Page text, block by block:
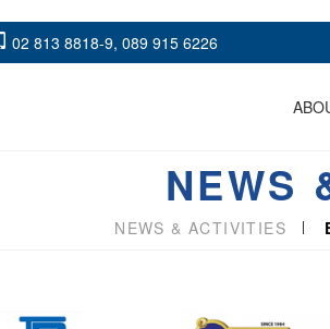
02 813 8818-9, 089 915 6226
NEWS
NEWS & ACTIVITIES